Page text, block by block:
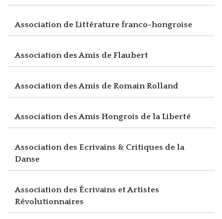
Association de Littérature franco-hongroise
Association des Amis de Flaubert
Association des Amis de Romain Rolland
Association des Amis Hongrois de la Liberté
Association des Ecrivains & Critiques de la
Danse
Association des Écrivains et Artistes
Révolutionnaires